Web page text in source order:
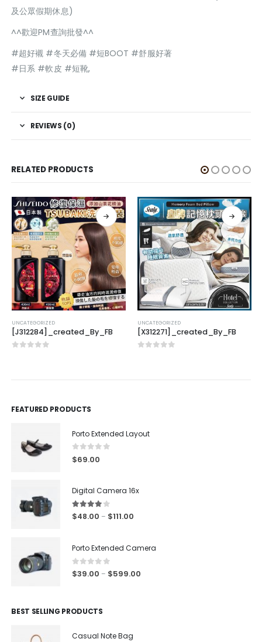
及公眾假期休息)
^^歡迎PM查詢批發^^
#超好襯 #冬天必備 #短BOOT #舒服好著
#日系 #軟皮 #短靴,
SIZE GUIDE
REVIEWS (0)
RELATED PRODUCTS
UNCATEGORIZED
[J312284]_created_By_FB
UNCATEGORIZED
[X312271]_created_By_FB
FEATURED PRODUCTS
Porto Extended Layout
0 out of 5
$69.00
Digital Camera 16x
4.00out of 5
$48.00 – $111.00
Porto Extended Camera
0out of 5
$39.00 – $599.00
BEST SELLING PRODUCTS
Casual Note Bag